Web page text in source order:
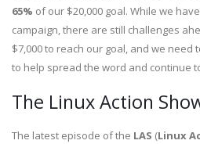
65% of our $20,000 goal. While we
campaign, there are still challenges
$7,000 to reach our goal, and we need
to help spread the word and continue
The Linux Action
The latest episode of the LAS (Linux